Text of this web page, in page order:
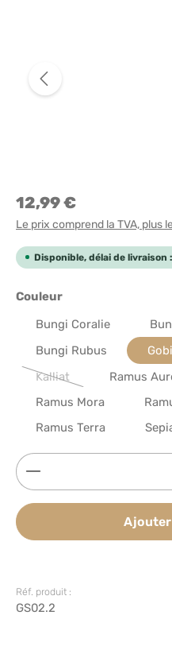
12,99 €
Le prix comprend la TVA, plus
Disponible, délai de livraison
Sélectionnez
Couleur
Bungi Coralie
Bungi Rubus
Gobi
Kalliat
(Cette option n'est pas
Ramus
Ramus Mora
Ramus Terra
Quantité de produit :
Ajouter
Réf. produit :
GS02.2